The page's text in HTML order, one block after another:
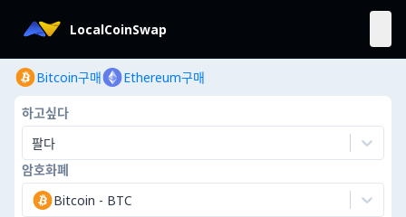
LocalCoinSwap
Bitcoin구매 Ethereum구매
하고싶다
팔다
암호화폐
Bitcoin - BTC